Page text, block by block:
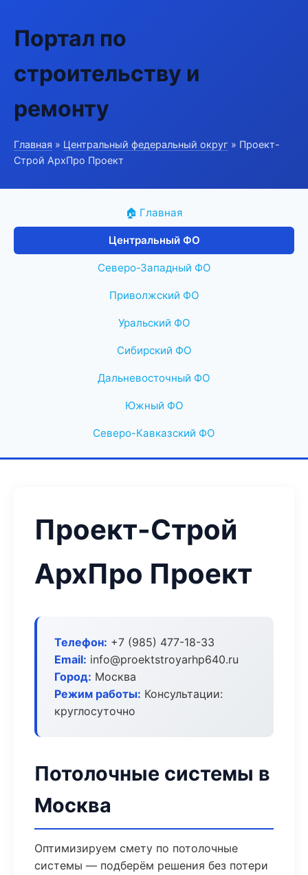
Портал по
строительству и
ремонту
Главная » Центральный федеральный округ » Проект-
Строй АрхПро Проект
🏠 Главная
Центральный ФО
Северо-Западный ФО
Приволжский ФО
Уральский ФО
Сибирский ФО
Дальневосточный ФО
Южный ФО
Северо-Кавказский ФО
Проект-Строй
АрхПро Проект
Телефон: +7 (985) 477-18-33
Email: info@proektstroyarhp640.ru
Город: Москва
Режим работы: Консультации:
круглосуточно
Потолочные системы в
Москва
Оптимизируем смету по потолочные
системы — подберём решения без потери